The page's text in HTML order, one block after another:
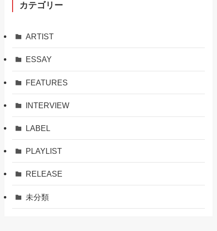
カテゴリー
ARTIST
ESSAY
FEATURES
INTERVIEW
LABEL
PLAYLIST
RELEASE
未分類